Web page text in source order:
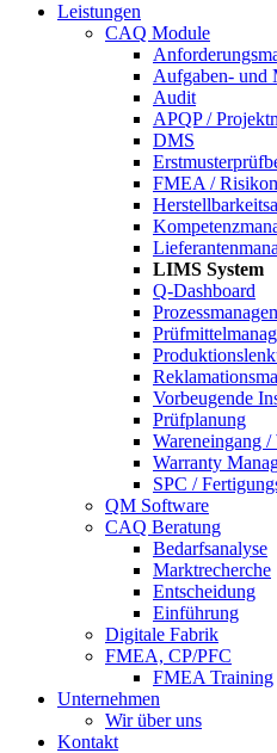
Leistungen
CAQ Module
Aufgaben- und
Audit
APQP /
DMS
FMEA /
LIMS System
Q-Dashboard
Vorbeugende
Prüfplanung
Wareneingang /
Warranty
SPC /
QM Software
CAQ Beratung
Bedarfsanalyse
Marktrecherche
Entscheidung
Einführung
Digitale Fabrik
FMEA, CP/PFC
FMEA Training
Unternehmen
Wir über uns
Kontakt